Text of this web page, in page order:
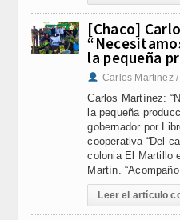
[Chaco]
la pequeña
Carlos Martinez
Carlos Martínez:
la pequeña
gobernador por
cooperativa “Del
colonia El Martillo
Martín.
Leer el artículo